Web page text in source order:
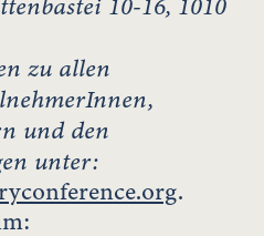
zu allen
und den
unter:
.